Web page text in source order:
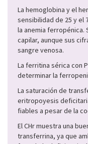
La hemoglobina y el
sensibilidad de 25 y
la anemia ferropénica.
capilar, aunque sus
sangre venosa.
La ferritina sérica con
determinar la
La saturación de
eritropoyesis
fiables a pesar de la
El CHr muestra una
transferrina, ya que